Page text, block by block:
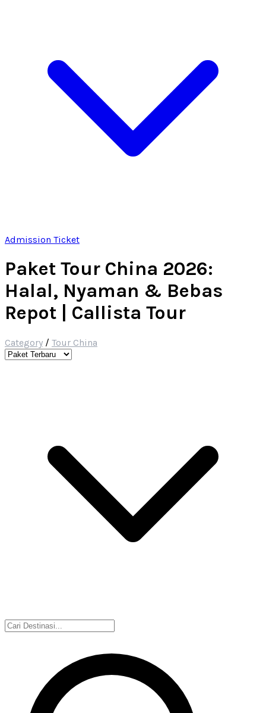
Admission Ticket
Paket Tour China 2026:
Halal, Nyaman & Bebas
Repot | Callista Tour
Category / Tour China